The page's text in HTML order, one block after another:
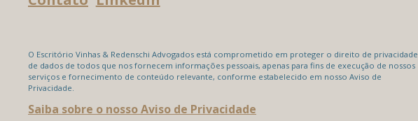
O Escritório Vinhas & Redenschi Advogados está comprometido em proteger o direito de privacidade
de dados de todos que nos fornecem informações pessoais, apenas para fins de execução de nossos
serviços e fornecimento de conteúdo relevante, conforme estabelecido em nosso Aviso de
Privacidade.
Saiba sobre o nosso Aviso de Privacidade